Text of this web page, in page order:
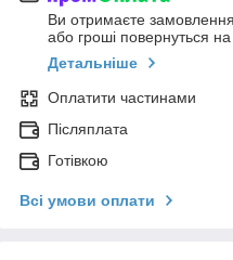
Ви отримаєте замовлення
або гроші повернуться
Детальніше
Оплатити частинами
Післяплата
Готівкою
Всі умови оплати